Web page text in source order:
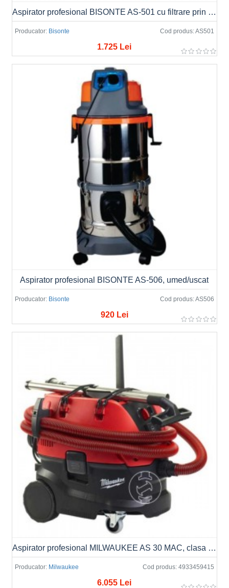
Producator: Bisonte Cod produs:AS501
Aspirator profesional BISONTE AS-501 cu filtrare prin apa
1.725 Lei
Producator: Bisonte Cod produs:AS506
Aspirator profesional BISONTE AS-506, umed/uscat
920 Lei
Producator: Milwaukee Cod produs: 4933459415
Aspirator profesional MILWAUKEE AS 30 MAC, clasa M, 30L
6.055 Lei